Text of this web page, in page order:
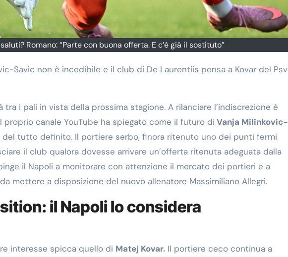
Romano: “Parte con buona offerta. E c’è già il sostituto”
i pali in vista della prossima stagione. A rilanciare l’indiscrezione è
proprio canale YouTube ha spiegato come il futuro di Vanja Milinkovic-
tutto definito. Il portiere serbo, finora ritenuto uno dei punti fermi
il club qualora dovesse arrivare un’offerta ritenuta adeguata dalla
il Napoli a monitorare con attenzione il mercato dei portieri e a
mettere a disposizione del nuovo allenatore Massimiliano Allegri.
il Napoli lo considera
interesse spicca quello di Matej Kovar. Il portiere ceco continua a